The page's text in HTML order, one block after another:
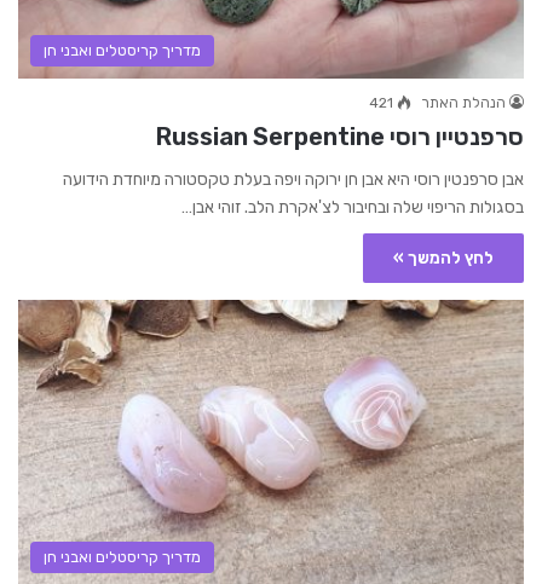
מדריך קריסטלים ואבני חן
הנהלת האתר 421
סרפנטיין רוסי Russian Serpentine
אבן סרפנטין רוסי היא אבן חן ירוקה ויפה בעלת טקסטורה מיוחדת הידועה
בסגולות הריפוי שלה ובחיבור לצ'אקרת הלב. זוהי אבן…
לחץ להמשך »
מדריך קריסטלים ואבני חן